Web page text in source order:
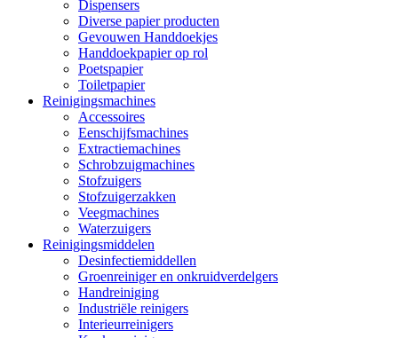
Dispensers
Diverse papier producten
Gevouwen Handdoekjes
Handdoekpapier op rol
Poetspapier
Toiletpapier
Reinigingsmachines
Accessoires
Eenschijfsmachines
Extractiemachines
Schrobzuigmachines
Stofzuigers
Stofzuigerzakken
Veegmachines
Waterzuigers
Reinigingsmiddelen
Desinfectiemiddellen
Groenreiniger en onkruidverdelgers
Handreiniging
Industriële reinigers
Interieurreinigers